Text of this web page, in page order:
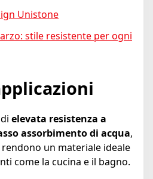
Unistone
stile resistente per ogni
elevata resistenza a
assorbimento di acqua,
un materiale ideale
come la cucina e il bagno.